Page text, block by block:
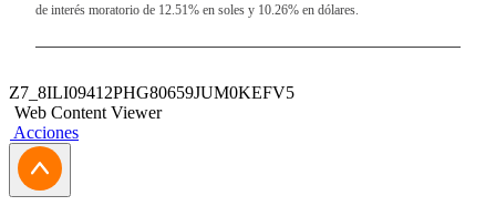
de interés moratorio de 12.51% en soles y 10.26% en dólares.
Z7_8ILI09412PHG80659JUM0KEFV5
Web Content Viewer
Acciones